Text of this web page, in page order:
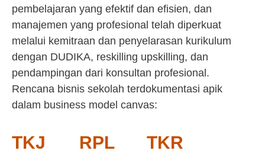
pembelajaran yang efektif dan efisien, dan
manajemen yang profesional telah diperkuat
melalui kemitraan dan penyelarasan kurikulum
dengan DUDIKA, reskilling upskilling, dan
pendampingan dari konsultan profesional.
Rencana bisnis sekolah terdokumentasi apik
dalam business model canvas:
TKJ RPL TKR